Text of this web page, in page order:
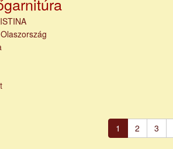
Olaszország
Jelenlegi
oldal
1 Page
2 Page
3